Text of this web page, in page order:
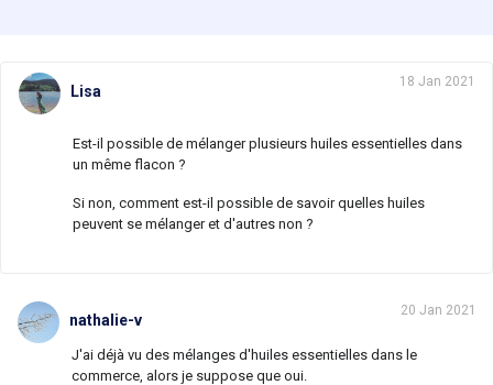
Lisa
18 Jan 2021
Est-il possible de mélanger plusieurs huiles essentielles dans
un même flacon ?
Si non, comment est-il possible de savoir quelles huiles
peuvent se mélanger et d'autres non ?
nathalie-v
20 Jan 2021
J'ai déjà vu des mélanges d'huiles essentielles dans le
commerce, alors je suppose que oui.